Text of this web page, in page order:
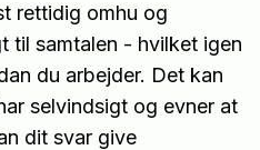
rettidig omhu og
til samtalen - hvilket igen
du arbejder. Det kan
selvindsigt og evner at
dit svar give